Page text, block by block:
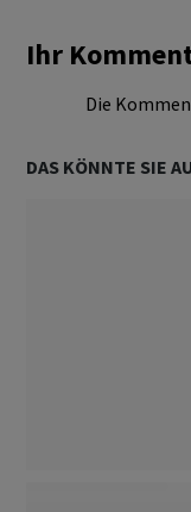
Ihr
Die
DAS KÖNNTE SIE